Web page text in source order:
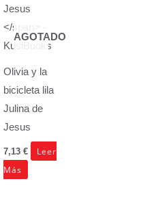
AGOTADO
Olivia y la
bicicleta lila
Julina de
Jesus
7,13 €
Leer
Más